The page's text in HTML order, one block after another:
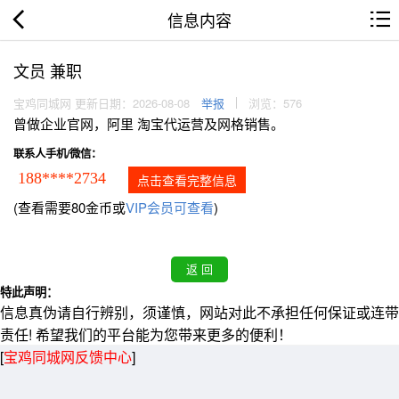
信息内容
文员 兼职
宝鸡同城网 更新日期：2026-08-08 举报 浏览：576
曾做企业官网，阿里 淘宝代运营及网格销售。
联系人手机/微信：
188****2734 点击查看完整信息
(查看需要80金币或VIP会员可查看)
特此声明：
信息真伪请自行辨别，须谨慎，网站对此不承担任何保证或连带
责任! 希望我们的平台能为您带来更多的便利！
[宝鸡同城网反馈中心]